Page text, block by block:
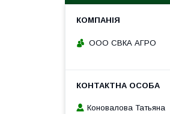
ООО СВКА АГРО
Коновалова Татьяна